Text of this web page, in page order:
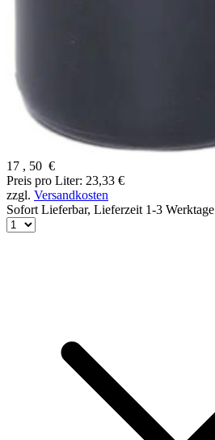
17 , 50 €
Preis pro Liter: 23,33 €
zzgl. Versandkosten
Sofort Lieferbar, Lieferzeit 1-3 Werktage